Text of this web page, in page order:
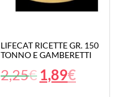
LIFECAT RICETTE GR. 150
TONNO E GAMBERETTI
2,25€ 1,89€